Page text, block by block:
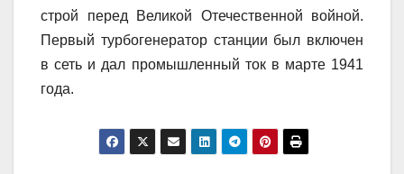
строй перед Великой Отечественной войной.
Первый турбогенератор станции был включен
в сеть и дал промышленный ток в марте 1941
года.